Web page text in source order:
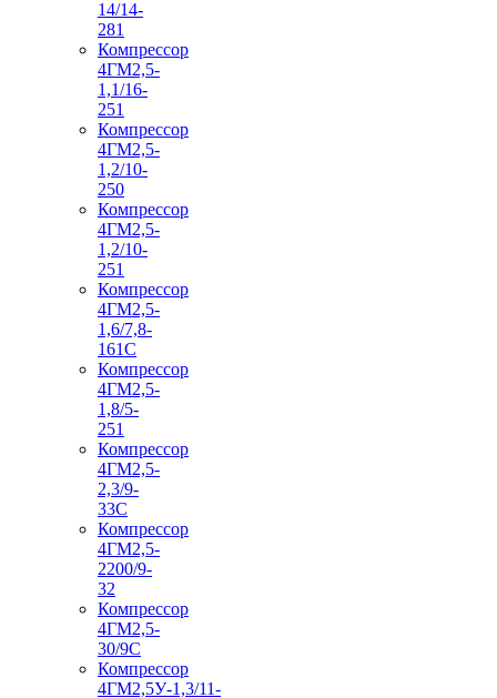
14/14-
281
Компрессор
4ГМ2,5-
1,1/16-
251
Компрессор
4ГМ2,5-
1,2/10-
250
Компрессор
4ГМ2,5-
1,2/10-
251
Компрессор
4ГМ2,5-
1,6/7,8-
161С
Компрессор
4ГМ2,5-
1,8/5-
251
Компрессор
4ГМ2,5-
2,3/9-
33С
Компрессор
4ГМ2,5-
2200/9-
32
Компрессор
4ГМ2,5-
30/9С
Компрессор
4ГМ2,5У-1,3/11-